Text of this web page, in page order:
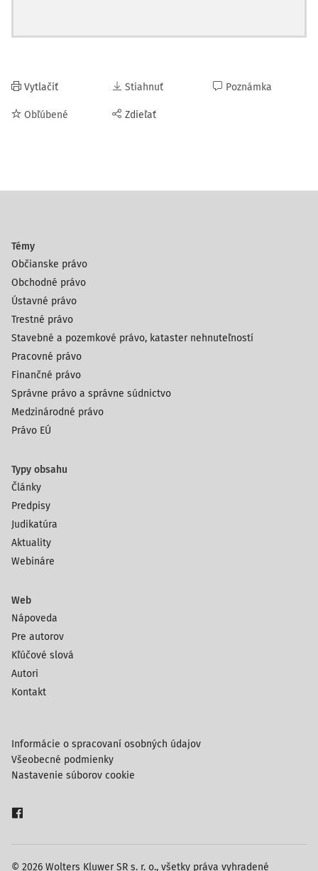
Vytlačiť
Obľúbené
Stiahnuť
Zdieľať
Poznámka
Témy
Občianske právo
Obchodné právo
Ústavné právo
Trestné právo
Stavebné a pozemkové právo, kataster nehnuteľností
Pracovné právo
Finančné právo
Správne právo a správne súdnictvo
Medzinárodné právo
Právo EÚ
Typy obsahu
Články
Predpisy
Judikatúra
Aktuality
Webináre
Web
Nápoveda
Pre autorov
Kľúčové slová
Autori
Kontakt
© 2026 Wolters Kluwer SR s. r. o., všetky práva vyhradené
Informácie o spracovaní osobných údajov
Všeobecné podmienky
Nastavenie súborov cookie